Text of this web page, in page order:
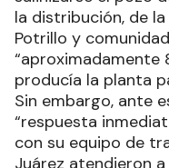
la distribución, de
Potrillo y
producía la planta
Sin embargo, ante
“respuesta
con su equipo de
Juárez atendieron